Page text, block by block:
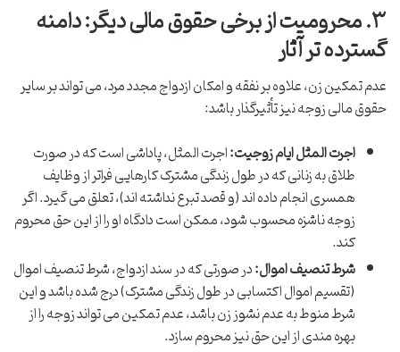
۳. محرومیت از برخی حقوق مالی دیگر: دامنه
گسترده تر آثار
عدم تمکین زن، علاوه بر نفقه و امکان ازدواج مجدد مرد، می تواند بر سایر
حقوق مالی زوجه نیز تأثیرگذار باشد:
اجرت المثل ایام زوجیت:اجرت المثل، پاداشی است که در صورت
طلاق به زنانی که در طول زندگی مشترک کارهایی فراتر از وظایف
همسری انجام داده اند (و قصد تبرع نداشته اند)، تعلق می گیرد. اگر
زوجه ناشزه محسوب شود، ممکن است دادگاه او را از این حق محروم
کند.
شرط تنصیف اموال:در صورتی که در سند ازدواج، شرط تنصیف اموال
(تقسیم اموال اکتسابی در طول زندگی مشترک) درج شده باشد و این
شرط منوط به عدم نشوز زن باشد، عدم تمکین می تواند زوجه را از
بهره مندی از این حق نیز محروم سازد.